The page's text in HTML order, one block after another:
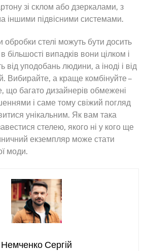
зі склом або дзеркалами, з
іншими підвісними системами.
обробки стелі можуть бути досить
більшості випадків вони цілком і
від уподобань людини, а іноді і від
Вибирайте, а краще комбінуйте –
що багато дизайнерів обмежені
і саме тому свіжий погляд
унікальним. Як вам така
стелею, якого ні у кого ще
екземпляр може стати
моди.
Немченко Сергій